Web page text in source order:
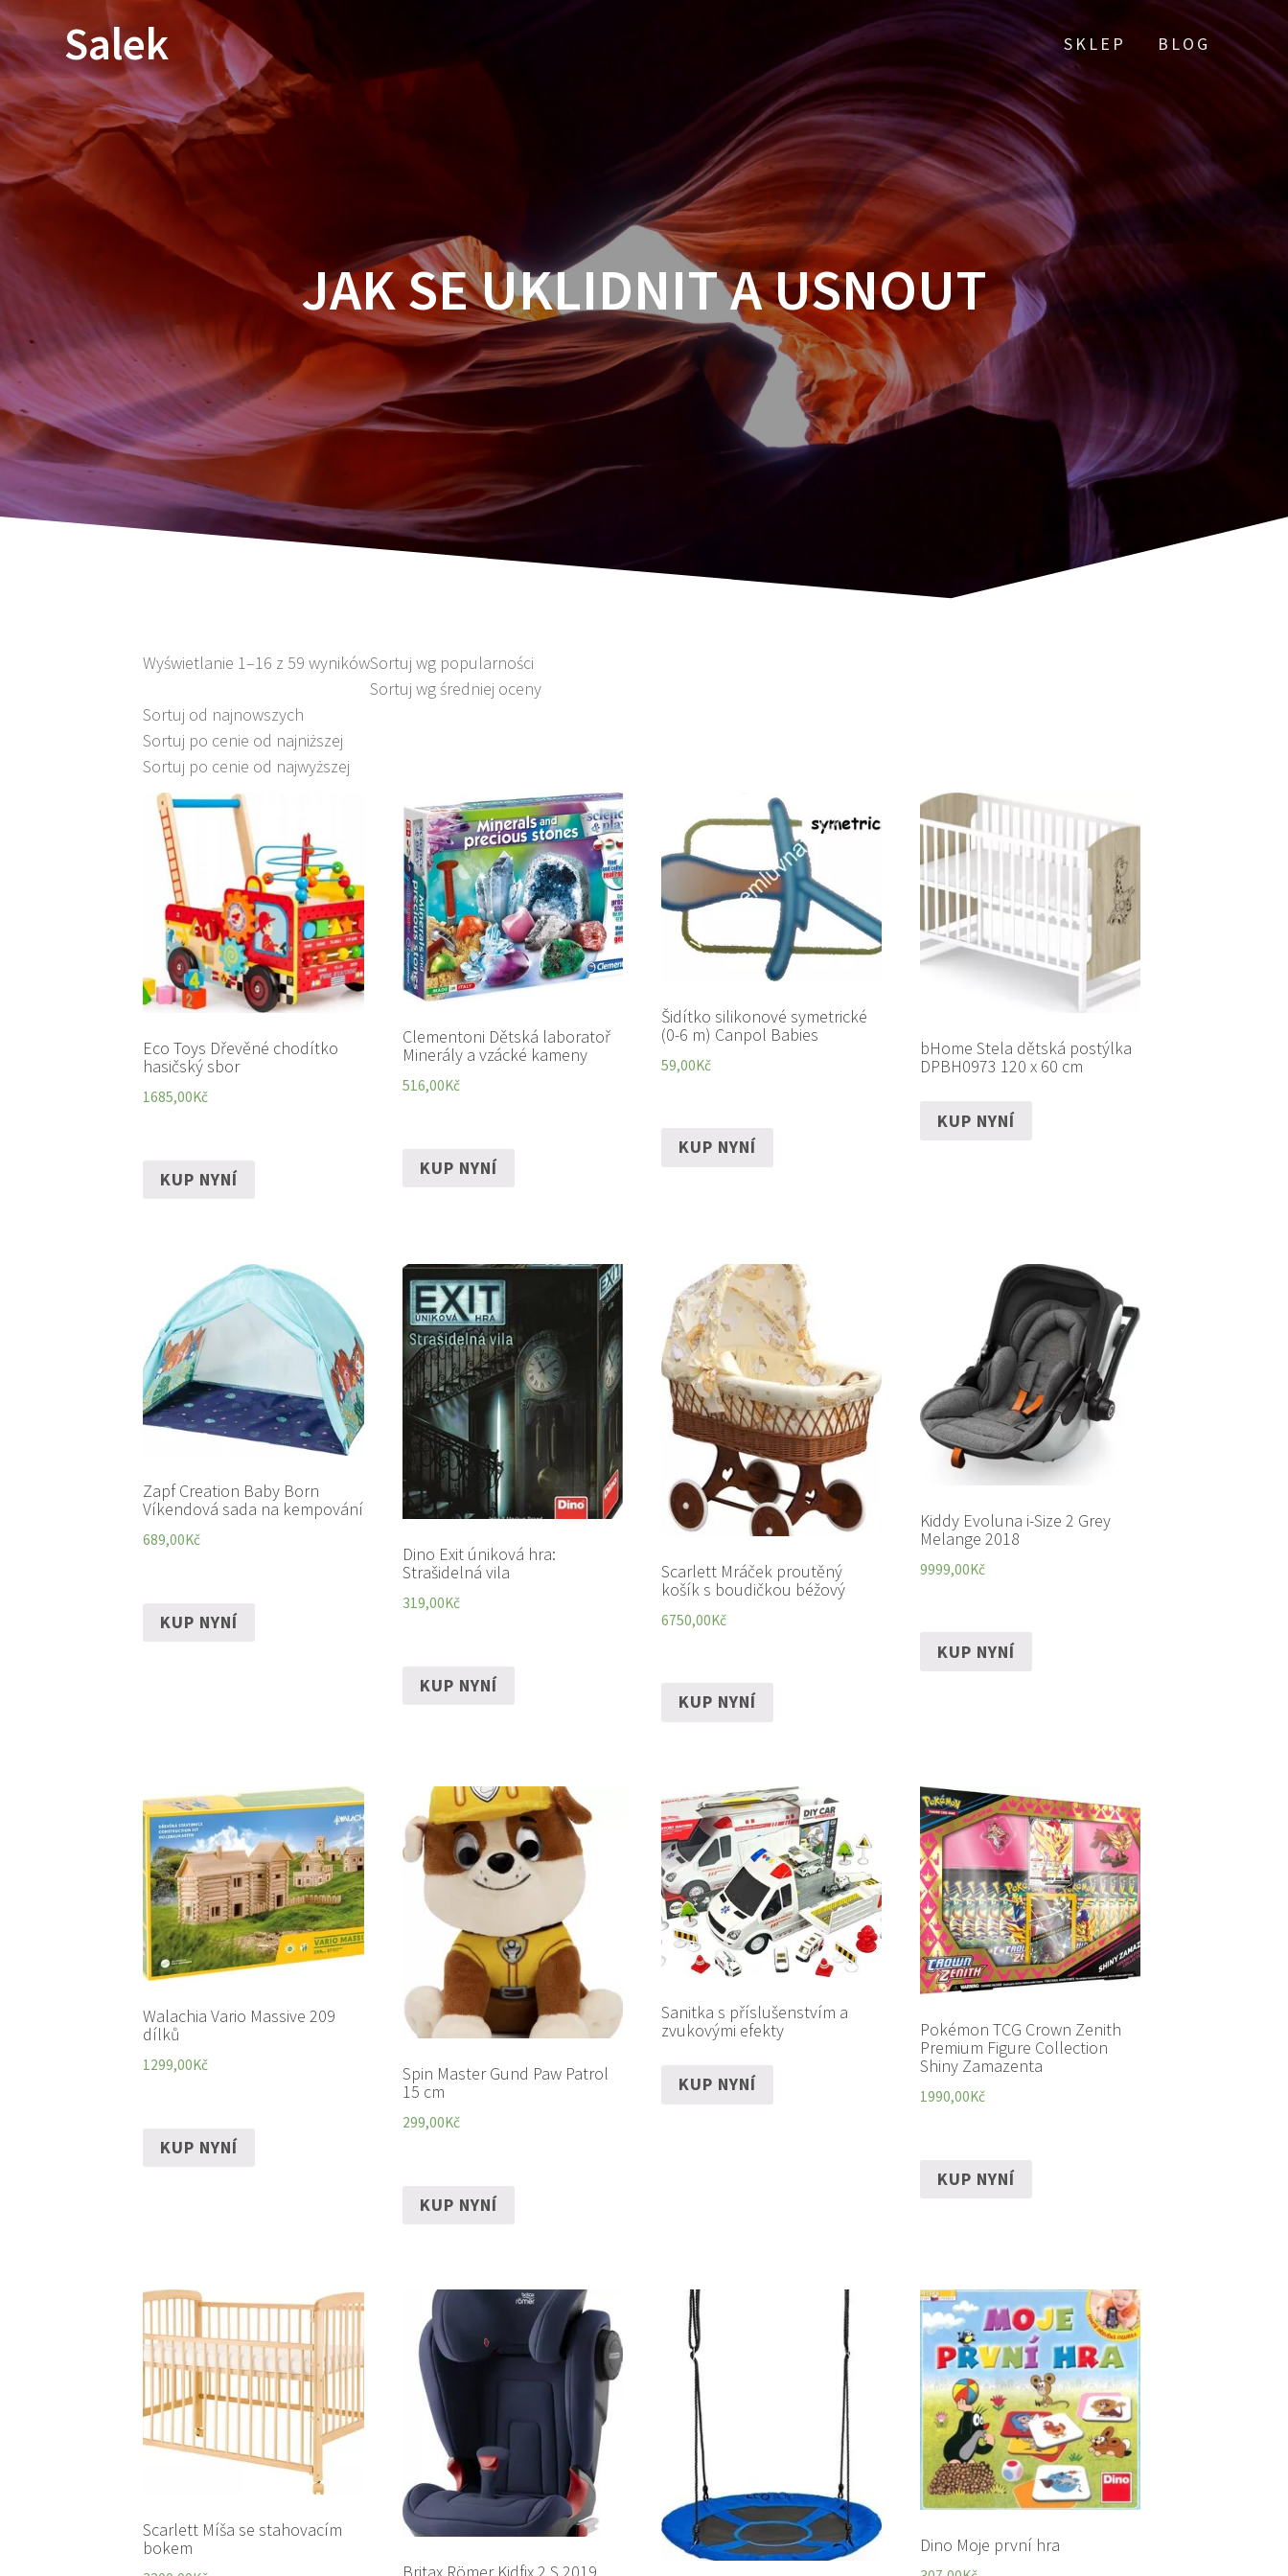
Przejdź
do
treści
Salek SKLEP BLOG
JAK SE UKLIDNIT A USNOUT
Wyświetlanie 1–16 z 59 wynikówSortuj wg popularności
Sortuj wg średniej oceny
Sortuj od najnowszych
Sortuj po cenie od najniższej
Sortuj po cenie od najwyższej
Eco Toys Dřevěné chodítko
hasičský sbor
1685,00Kč
KUP NYNÍ
Clementoni Dětská laboratoř
Minerály a vzácké kameny
516,00Kč
KUP NYNÍ
Šidítko silikonové symetrické
(0-6 m) Canpol Babies
59,00Kč
KUP NYNÍ
bHome Stela dětská postýlka
DPBH0973 120 x 60 cm
KUP NYNÍ
Zapf Creation Baby Born
Víkendová sada na kempování
689,00Kč
KUP NYNÍ
Dino Exit úniková hra:
Strašidelná vila
319,00Kč
KUP NYNÍ
Scarlett Mráček proutěný
košík s boudičkou béžový
6750,00Kč
KUP NYNÍ
Kiddy Evoluna i-Size 2 Grey
Melange 2018
9999,00Kč
KUP NYNÍ
Walachia Vario Massive 209
dílků
1299,00Kč
KUP NYNÍ
Spin Master Gund Paw Patrol
15 cm
299,00Kč
KUP NYNÍ
Sanitka s příslušenstvím a
zvukovými efekty
KUP NYNÍ
Pokémon TCG Crown Zenith
Premium Figure Collection
Shiny Zamazenta
1990,00Kč
KUP NYNÍ
Scarlett Míša se stahovacím
bokem
Dino Moje první hra